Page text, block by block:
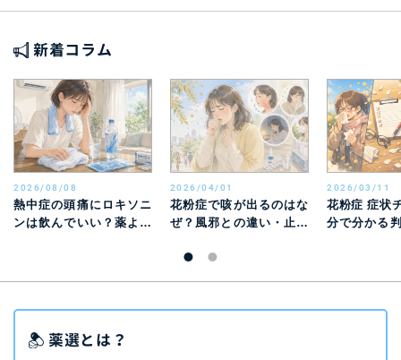
新着コラム
2026/08/08
熱中症の頭痛にロキソニ
ンは飲んでいい？薬より
2026/04/01
花粉症で咳が出るのはな
ぜ？風邪との違い・止ま
2026/03/11
花粉症 症状
分で分かる
薬選とは？